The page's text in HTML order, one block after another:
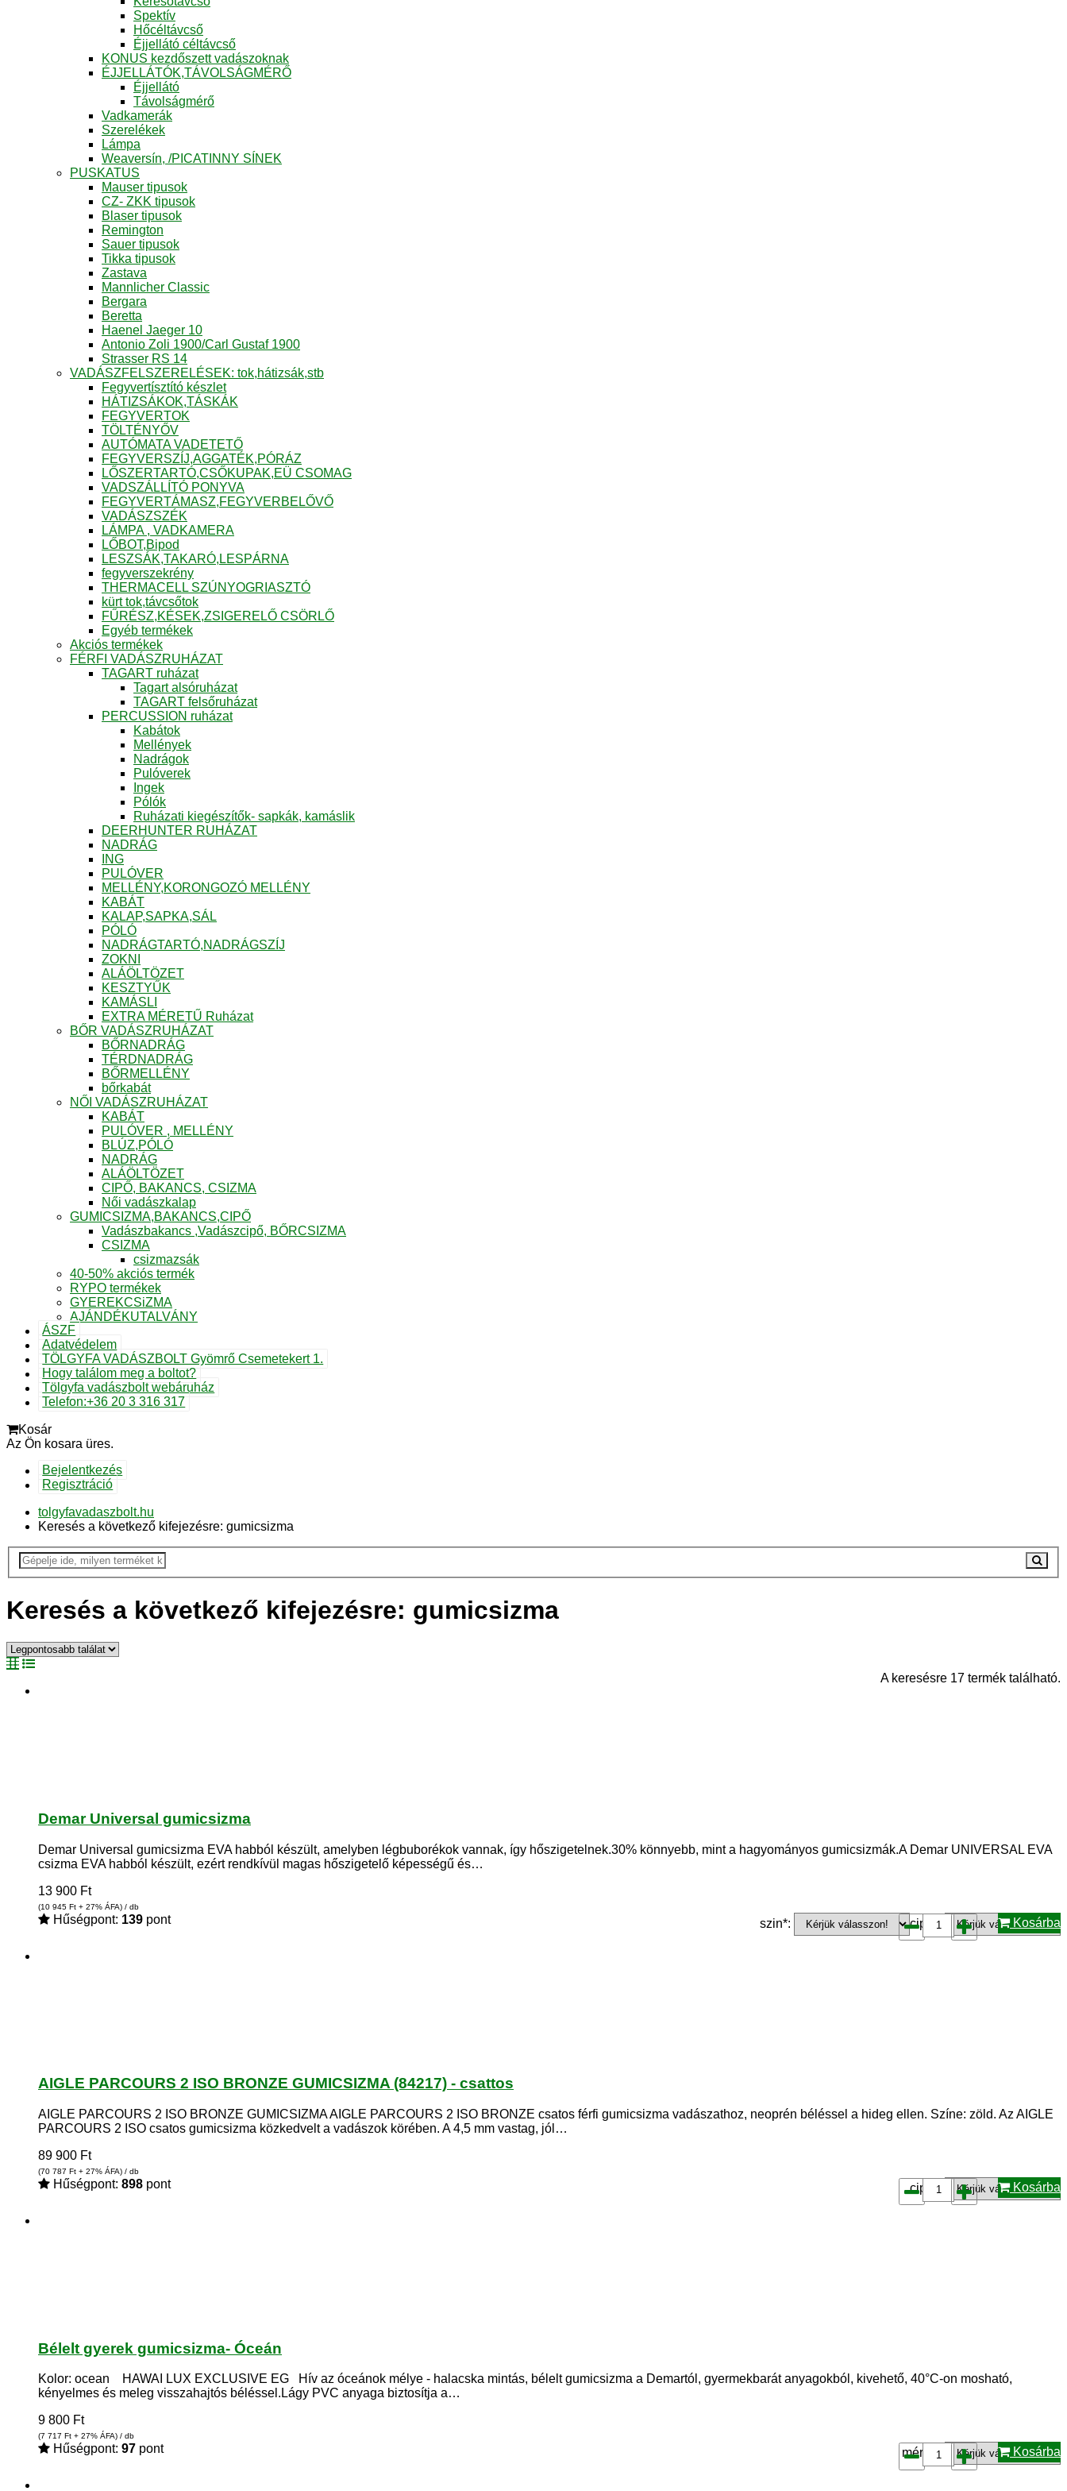
Spektív
Hőcéltávcső
Éjjellátó céltávcső
KONUS kezdőszett vadászoknak
ÉJJELLÁTÓK,TÁVOLSÁGMÉRŐ
Éjjellátó
Távolságmérő
Vadkamerák
Szerelékek
Lámpa
Weaversín, /PICATINNY SÍNEK
PUSKATUS
Mauser tipusok
CZ- ZKK tipusok
Blaser tipusok
Remington
Sauer tipusok
Tikka tipusok
Zastava
Mannlicher Classic
Bergara
Beretta
Haenel Jaeger 10
Antonio Zoli 1900/Carl Gustaf 1900
Strasser RS 14
VADÁSZFELSZERELÉSEK: tok,hátizsák,stb
Fegyvertísztító készlet
HÁTIZSÁKOK,TÁSKÁK
FEGYVERTOK
TÖLTÉNYŐV
AUTÓMATA VADETETŐ
FEGYVERSZÍJ,AGGATÉK,PÓRÁZ
LŐSZERTARTÓ,CSŐKUPAK,EÜ CSOMAG
VADSZÁLLÍTÓ PONYVA
FEGYVERTÁMASZ,FEGYVERBELŐVŐ
VADÁSZSZÉK
LÁMPA , VADKAMERA
LŐBOT,Bipod
LESZSÁK,TAKARÓ,LESPÁRNA
fegyverszekrény
THERMACELL SZÚNYOGRIASZTÓ
kürt tok,távcsőtok
FŰRÉSZ,KÉSEK,ZSIGERELŐ CSÖRLŐ
Egyéb termékek
Akciós termékek
FÉRFI VADÁSZRUHÁZAT
TAGART ruházat
Tagart alsóruházat
TAGART felsőruházat
PERCUSSION ruházat
Kabátok
Mellények
Nadrágok
Pulóverek
Ingek
Pólók
Ruházati kiegészítők- sapkák, kamáslik
DEERHUNTER RUHÁZAT
NADRÁG
ING
PULÓVER
MELLÉNY,KORONGOZÓ MELLÉNY
KABÁT
KALAP,SAPKA,SÁL
PÓLÓ
NADRÁGTARTÓ,NADRÁGSZÍJ
ZOKNI
ALÁÖLTÖZET
KESZTYŰK
KAMÁSLI
EXTRA MÉRETŰ Ruházat
BŐR VADÁSZRUHÁZAT
BŐRNADRÁG
TÉRDNADRÁG
BŐRMELLÉNY
bőrkabát
NŐI VADÁSZRUHÁZAT
KABÁT
PULÓVER , MELLÉNY
BLÚZ,PÓLÓ
NADRÁG
ALÁÖLTÖZET
CIPŐ, BAKANCS, CSIZMA
Női vadászkalap
GUMICSIZMA,BAKANCS,CIPŐ
Vadászbakancs ,Vadászcipő, BŐRCSIZMA
CSIZMA
csizmazsák
40-50% akciós termék
RYPO termékek
GYEREKCSiZMA
AJÁNDÉKUTALVÁNY
ÁSZF
Adatvédelem
TÖLGYFA VADÁSZBOLT Gyömrő Csemetekert 1.
Hogy találom meg a boltot?
Tölgyfa vadászbolt webáruház
Telefon:+36 20 3 316 317
Kosár
Az Ön kosara üres.
Bejelentkezés
Regisztráció
tolgyfavadaszbolt.hu
Keresés a következő kifejezésre: gumicsizma
Keresés a következő kifejezésre: gumicsizma
A keresésre 17 termék található.
Demar Universal gumicsizma
Demar Universal gumicsizma EVA habból készült, amelyben légbuborékok vannak, így hőszigetelnek.30% könnyebb, mint a hagyományos gumicsizmák.A Demar UNIVERSAL EVA
csizma EVA habból készült, ezért rendkívül magas hőszigetelő képességű és…
13 900 Ft
(10 945 Ft + 27% ÁFA) / db
Hűségpont: 139 pont cipő*:
szin*: Kosárba
AIGLE PARCOURS 2 ISO BRONZE GUMICSIZMA (84217) - csattos
AIGLE PARCOURS 2 ISO BRONZE GUMICSIZMA AIGLE PARCOURS 2 ISO BRONZE csatos férfi gumicsizma vadászathoz, neoprén béléssel a hideg ellen. Színe: zöld. Az AIGLE
PARCOURS 2 ISO csatos gumicsizma közkedvelt a vadászok körében. A 4,5 mm vastag, jól…
89 900 Ft
(70 787 Ft + 27% ÁFA) / db
Hűségpont: 898 pont cipő*: Kosárba
Bélelt gyerek gumicsizma- Óceán
Kolor: ocean HAWAI LUX EXCLUSIVE EG Hív az óceánok mélye - halacska mintás, bélelt gumicsizma a Demartól, gyermekbarát anyagokból, kivehető, 40°C-on mosható,
kényelmes és meleg visszahajtós béléssel.Lágy PVC anyaga biztosítja a…
9 800 Ft
(7 717 Ft + 27% ÁFA) / db
Hűségpont: 97 pont méret*: Kosárba